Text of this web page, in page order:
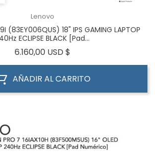
Lenovo
(83EY006QUS) 18" IPS GAMING LAPTOP
ECLIPSE BLACK [Pad...
6.160,00 USD $
AÑADIR AL CARRITO